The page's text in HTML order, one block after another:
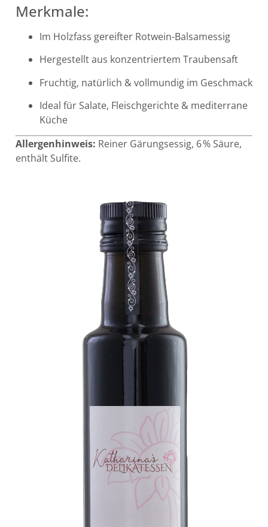
Merkmale:
Im Holzfass gereifter Rotwein-Balsamessig
Hergestellt aus konzentriertem Traubensaft
Fruchtig, natürlich & vollmundig im Geschmack
Ideal für Salate, Fleischgerichte & mediterrane
Küche
Allergenhinweis: Reiner Gärungsessig, 6 % Säure,
enthält Sulfite.